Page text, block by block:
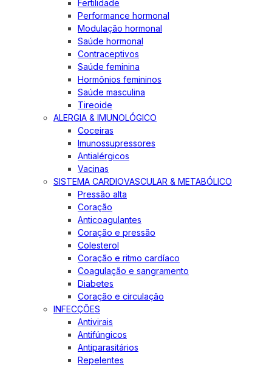
Fertilidade
Performance hormonal
Modulação hormonal
Saúde hormonal
Contraceptivos
Saúde feminina
Hormônios femininos
Saúde masculina
Tireoide
ALERGIA & IMUNOLÓGICO
Coceiras
Imunossupressores
Antialérgicos
Vacinas
SISTEMA CARDIOVASCULAR & METABÓLICO
Pressão alta
Coração
Anticoagulantes
Coração e pressão
Colesterol
Coração e ritmo cardíaco
Coagulação e sangramento
Diabetes
Coração e circulação
INFECÇÕES
Antivirais
Antifúngicos
Antiparasitários
Repelentes